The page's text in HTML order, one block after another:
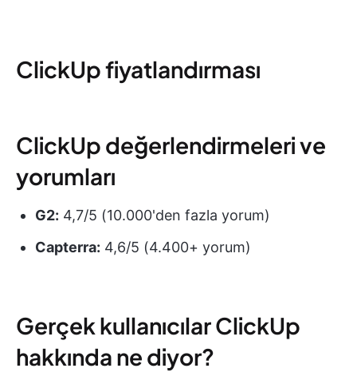
ClickUp fiyatlandırması
ClickUp değerlendirmeleri ve
yorumları
G2: 4,7/5 (10.000'den fazla yorum)
Capterra: 4,6/5 (4.400+ yorum)
Gerçek kullanıcılar ClickUp
hakkında ne diyor?